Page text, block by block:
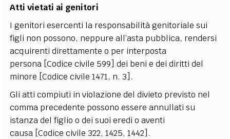
Atti vietati ai genitori
I genitori esercenti la responsabilità genitoriale sui
figli non possono, neppure all’asta pubblica, rendersi
acquirenti direttamente o per interposta
persona [Codice civile 599] dei beni e dei diritti del
minore [Codice civile 1471, n. 3].
Gli atti compiuti in violazione del divieto previsto nel
comma precedente possono essere annullati su
istanza del figlio o dei suoi eredi o aventi
causa [Codice civile 322, 1425, 1442].